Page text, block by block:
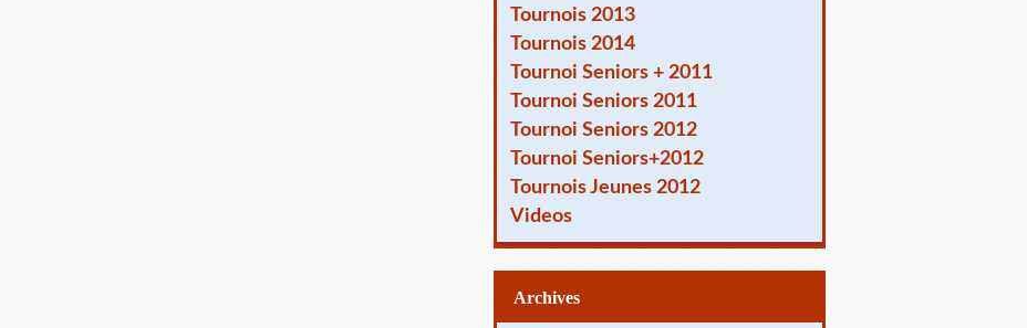
Tournois 2013
Tournois 2014
Tournoi Seniors + 2011
Tournoi Seniors 2011
Tournoi Seniors 2012
Tournoi Seniors+2012
Tournois Jeunes 2012
Videos
Archives